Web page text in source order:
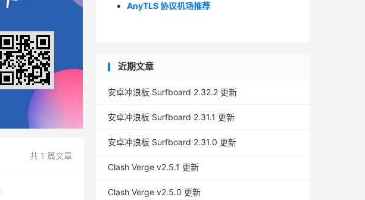
共 1 篇文章
AnyTLS 协议机场推荐
近期文章
安卓冲浪板 Surfboard 2.32.2 更新
安卓冲浪板 Surfboard 2.31.1 更新
安卓冲浪板 Surfboard 2.31.0 更新
Clash Verge v2.5.1 更新
Clash Verge v2.5.0 更新